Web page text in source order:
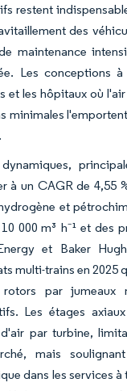
restent
des
maintenance
Les conceptions
et les hôpitaux où
minimales
à un CAGR de 4,55
et
000 m³ h⁻¹ et des
et Baker
multi-trains en 2025
par jumeaux
Les étages
par turbine,
mais
dans les services à